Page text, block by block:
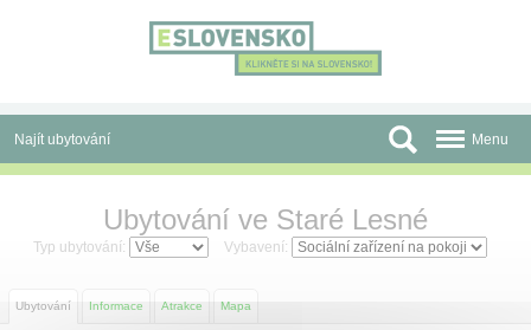
Najít ubytování
Slevy a Last Minute
Menu
Ubytování ve Staré Lesné
Typ ubytování: Vybavení:
Ubytování Informace Atrakce Mapa